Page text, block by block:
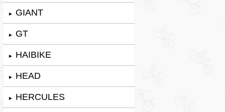
► GIANT
► GT
► HAIBIKE
► HEAD
► HERCULES